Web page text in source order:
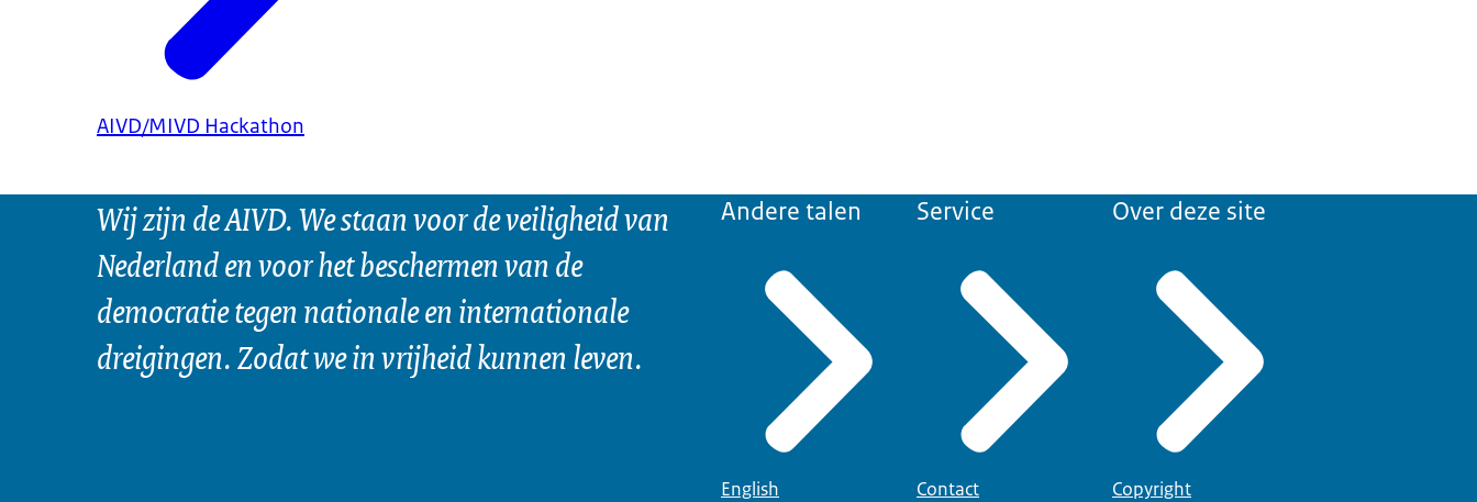
AIVD/MIVD Hackathon
Wij zijn de AIVD. We staan voor de veiligheid van
Nederland en voor het beschermen van de
democratie tegen nationale en internationale
dreigingen. Zodat we in vrijheid kunnen leven.
Andere talen
English
Service
Contact
Over deze site
Copyright